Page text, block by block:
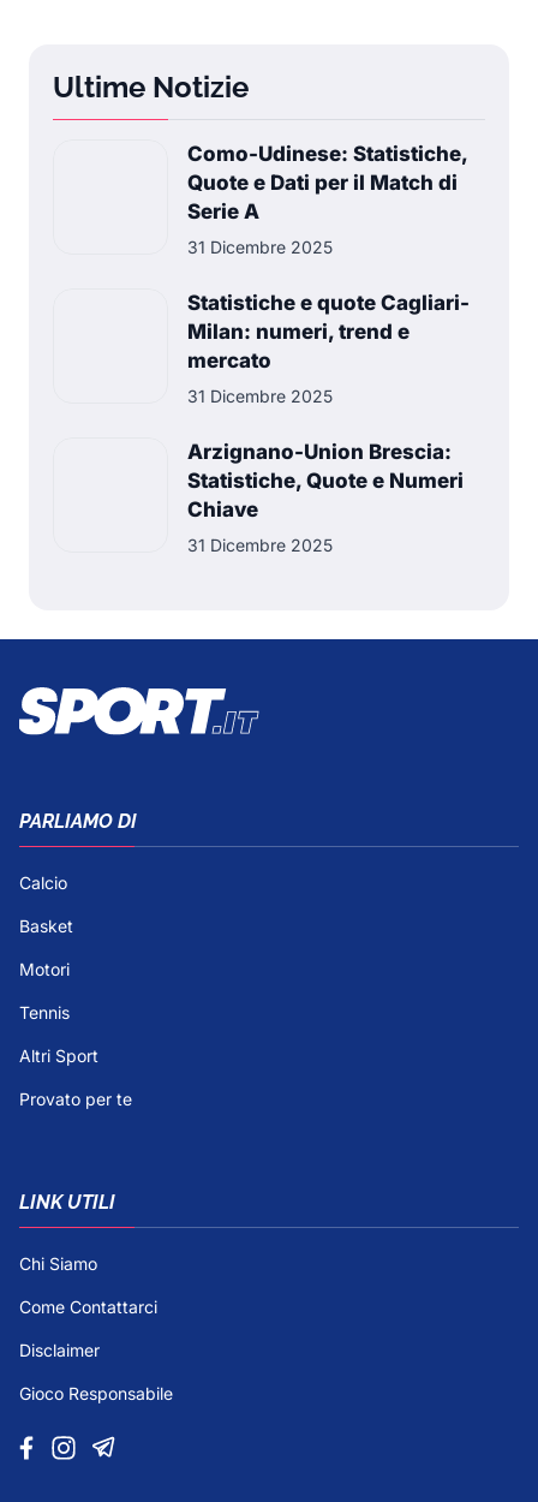
Ultime Notizie
Como-Udinese: Statistiche,
Quote e Dati per il Match di
Serie A
31 Dicembre 2025
Statistiche e quote Cagliari-
Milan: numeri, trend e
mercato
31 Dicembre 2025
Arzignano-Union Brescia:
Statistiche, Quote e Numeri
Chiave
31 Dicembre 2025
PARLIAMO DI
Calcio
Basket
Motori
Tennis
Altri Sport
Provato per te
LINK UTILI
Chi Siamo
Come Contattarci
Disclaimer
Gioco Responsabile